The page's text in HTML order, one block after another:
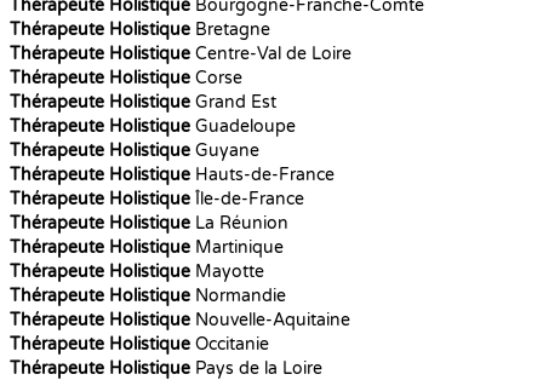
Thérapeute Holistique Bourgogne-Franche-Comté
Thérapeute Holistique Bretagne
Thérapeute Holistique Centre-Val de Loire
Thérapeute Holistique Corse
Thérapeute Holistique Grand Est
Thérapeute Holistique Guadeloupe
Thérapeute Holistique Guyane
Thérapeute Holistique Hauts-de-France
Thérapeute Holistique Île-de-France
Thérapeute Holistique La Réunion
Thérapeute Holistique Martinique
Thérapeute Holistique Mayotte
Thérapeute Holistique Normandie
Thérapeute Holistique Nouvelle-Aquitaine
Thérapeute Holistique Occitanie
Thérapeute Holistique Pays de la Loire